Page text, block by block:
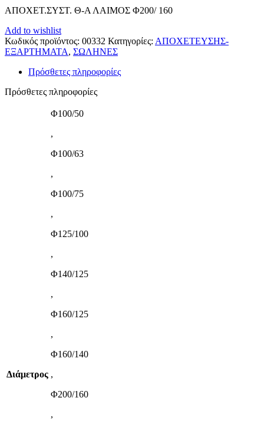
ΑΠΟΧΕΤ.ΣΥΣΤ. Θ-Α ΛΑΙΜΟΣ Φ200/ 160
Add to wishlist
Κωδικός προϊόντος: 00332 Κατηγορίες: ΑΠΟΧΕΤΕΥΣΗΣ-
ΕΞΑΡΤΗΜΑΤΑ, ΣΩΛΗΝΕΣ
Πρόσθετες πληροφορίες
Πρόσθετες πληροφορίες
Διάμετρος
Φ100/50
,
Φ100/63
,
Φ100/75
,
Φ125/100
,
Φ140/125
,
Φ160/125
,
Φ160/140
,
Φ200/160
,